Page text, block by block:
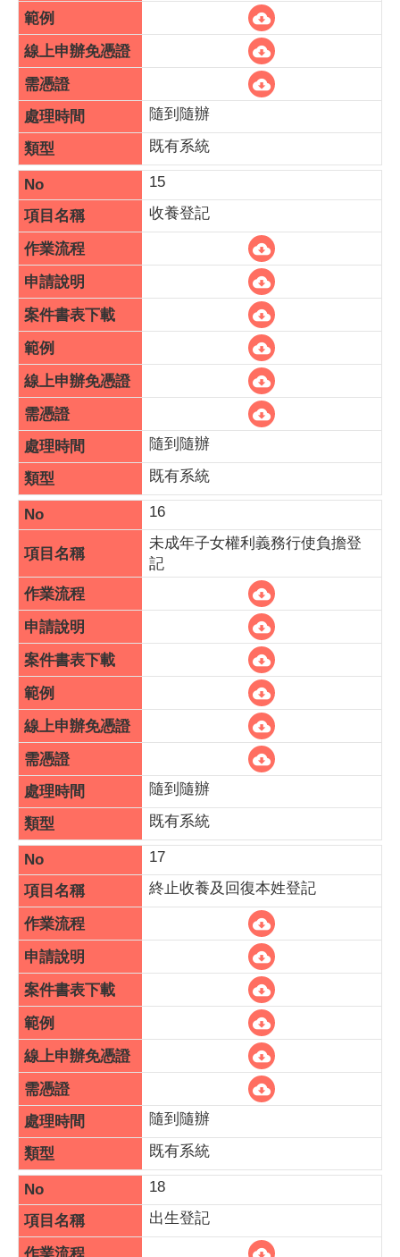
隨到隨辦
既有系統
15
收養登記
隨到隨辦
既有系統
16
未成年子女權利義務行使負擔登
記
隨到隨辦
既有系統
17
終止收養及回復本姓登記
隨到隨辦
既有系統
18
出生登記